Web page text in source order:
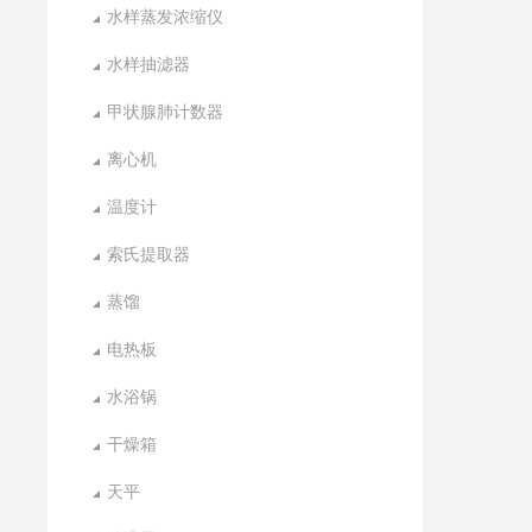
水样蒸发浓缩仪
水样抽滤器
甲状腺肺计数器
离心机
温度计
索氏提取器
蒸馏
电热板
水浴锅
干燥箱
天平